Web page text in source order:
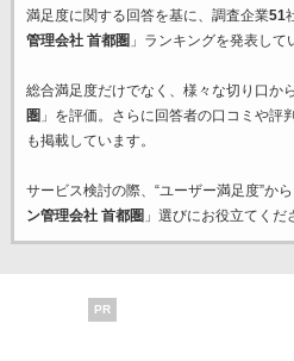
満足度に関する回答を基に、調査企業51
管理会社 首都圏 」ランキングを発表して
総合満足度だけでなく、様々な切り口か
圏 」を評価。さらに回答者の口コミや評
も掲載しています。
サービス検討の際、“ユーザー満足度”か
ン管理会社 首都圏 」選びにお役立てくだ
PR